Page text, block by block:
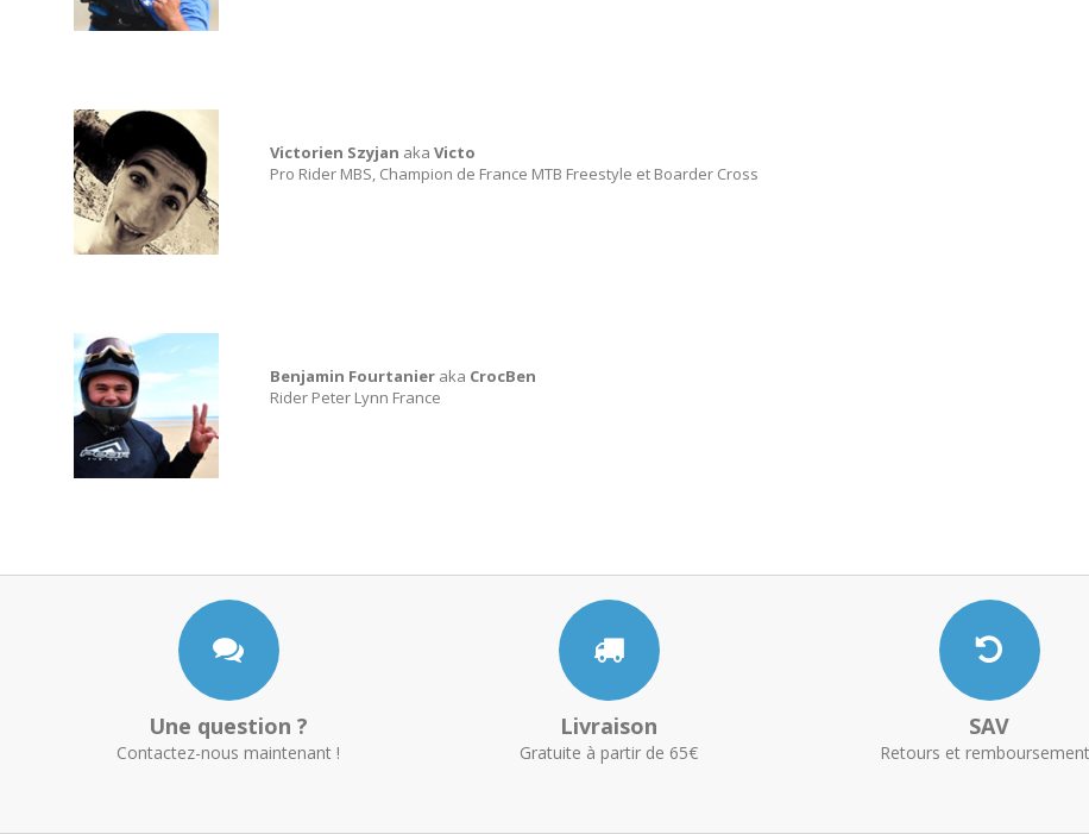
Victorien Szyjan aka Victo
Pro Rider MBS, Champion de France MTB Freestyle et Boarder Cross
Benjamin Fourtanier aka CrocBen
Rider Peter Lynn France
Une question ?
Contactez-nous maintenant !
Livraison
Gratuite à partir de 65€
SAV
Retours et